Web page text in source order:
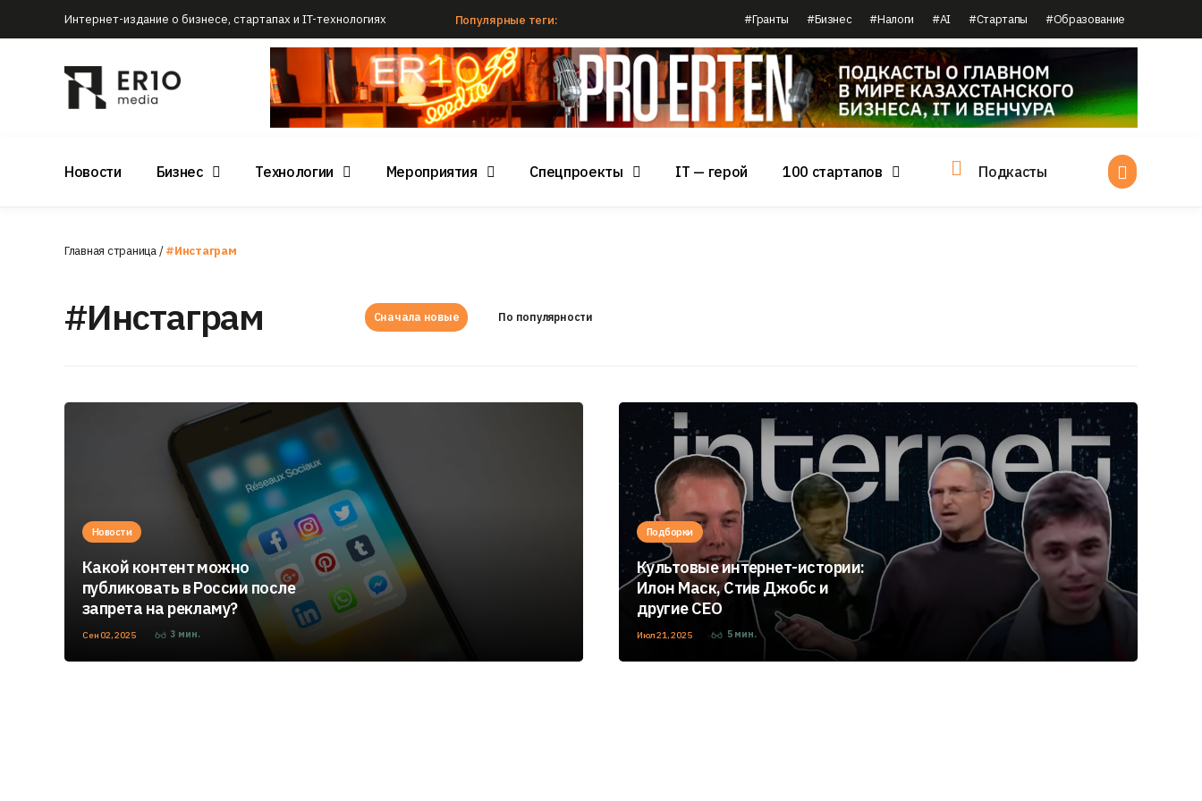
Интернет-издание о бизнесе, стартапах и IT-технологиях Популярные теги: #Гранты #Бизнес #Налоги #AI #Стартапы #Образование
Новости Бизнес Технологии Мероприятия Спецпроекты IT — герой 100 стартапов Подкасты
Главная страница/#Инстаграм
#Инстаграм Сначала новые По популярности
Новости
Какой контент можно
публиковать в России после
запрета на рекламу?
Сен 02, 2025 3 мин.
Подборки
Культовые интернет-истории:
Илон Маск, Стив Джобс и
другие CEO
Июл 21, 2025 5 мин.